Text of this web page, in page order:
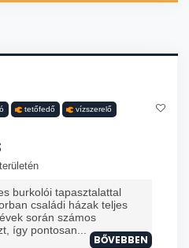
tetőfedő vízszerelő
burkolói tapasztalattal
családi házak teljes
során számos
így pontosan...
BŐVEBBEN